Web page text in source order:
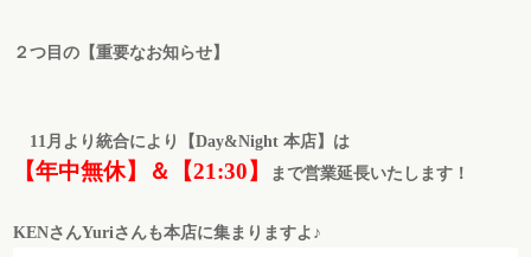
２つ目の【重要なお知らせ】
11月より統合により【Day&Night 本店】は
【年中無休】＆【21:30】 まで営業延長いたします！
KENさんYuriさんも本店に集まりますよ♪